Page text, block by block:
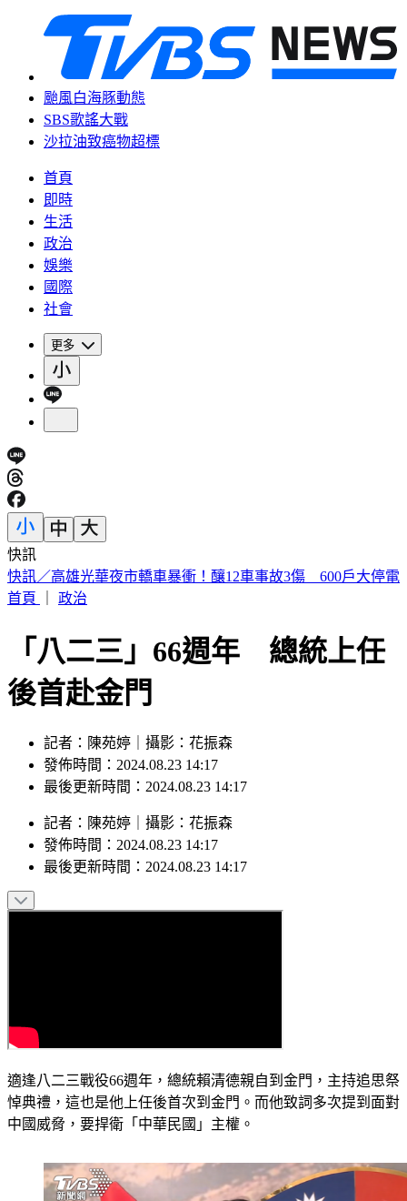
颱風白海豚動態
SBS歌謠大戰
沙拉油致癌物超標
首頁
即時
生活
政治
娛樂
國際
社會
更多
快訊
預告基本工資要漲了！賴清德喊話企業：有獲利替「員工加
薪」
「八二三」66週年 總統上任
後首赴金門
記者：陳苑婷｜攝影：花振森
發佈時間：2024.08.23 14:17
記者：陳苑婷｜攝影：花振森
發佈時間：2024.08.23 14:17
適逢八二三戰役66週年，總統賴清德親自到金門，主持追思祭
悼典禮，這也是他上任後首次到金門。而他致詞多次提到面對